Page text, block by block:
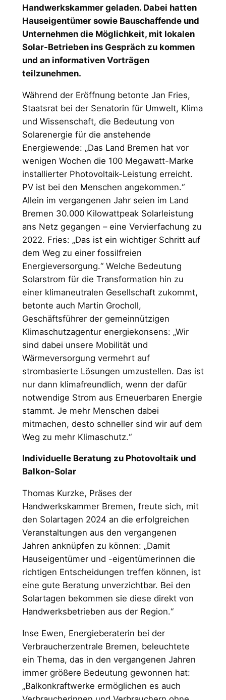
Handwerkskammer geladen. Dabei hatten
Hauseigentümer sowie Bauschaffende und
Unternehmen die Möglichkeit, mit lokalen
Solar-Betrieben ins Gespräch zu kommen
und an informativen Vorträgen
teilzunehmen.
Während der Eröffnung betonte Jan Fries,
Staatsrat bei der Senatorin für Umwelt, Klima
und Wissenschaft, die Bedeutung von
Solarenergie für die anstehende
Energiewende: „Das Land Bremen hat vor
wenigen Wochen die 100 Megawatt-Marke
installierter Photovoltaik-Leistung erreicht.
PV ist bei den Menschen angekommen.“
Allein im vergangenen Jahr seien im Land
Bremen 30.000 Kilowattpeak Solarleistung
ans Netz gegangen – eine Vervierfachung zu
2022. Fries: „Das ist ein wichtiger Schritt auf
dem Weg zu einer fossilfreien
Energieversorgung.“ Welche Bedeutung
Solarstrom für die Transformation hin zu
einer klimaneutralen Gesellschaft zukommt,
betonte auch Martin Grocholl,
Geschäftsführer der gemeinnützigen
Klimaschutzagentur energiekonsens: „Wir
sind dabei unsere Mobilität und
Wärmeversorgung vermehrt auf
strombasierte Lösungen umzustellen. Das ist
nur dann klimafreundlich, wenn der dafür
notwendige Strom aus Erneuerbaren Energie
stammt. Je mehr Menschen dabei
mitmachen, desto schneller sind wir auf dem
Weg zu mehr Klimaschutz.“
Individuelle Beratung zu Photovoltaik und
Balkon-Solar
Thomas Kurzke, Präses der
Handwerkskammer Bremen, freute sich, mit
den Solartagen 2024 an die erfolgreichen
Veranstaltungen aus den vergangenen
Jahren anknüpfen zu können: „Damit
Hauseigentümer und -eigentümerinnen die
richtigen Entscheidungen treffen können, ist
eine gute Beratung unverzichtbar. Bei den
Solartagen bekommen sie diese direkt von
Handwerksbetrieben aus der Region.“
Inse Ewen, Energieberaterin bei der
Verbraucherzentrale Bremen, beleuchtete
ein Thema, das in den vergangenen Jahren
immer größere Bedeutung gewonnen hat:
„Balkonkraftwerke ermöglichen es auch